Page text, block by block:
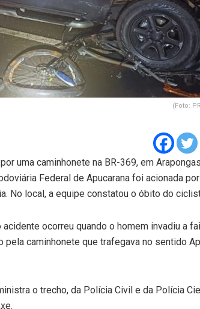
(Foto:
uma caminhonete na BR-369, em
Federal de Apucarana foi acionada
No local, a equipe constatou o óbito do
ocorreu quando o homem invadiu a
caminhonete que trafegava no sentido
o trecho, da Polícia Civil e da Polícia